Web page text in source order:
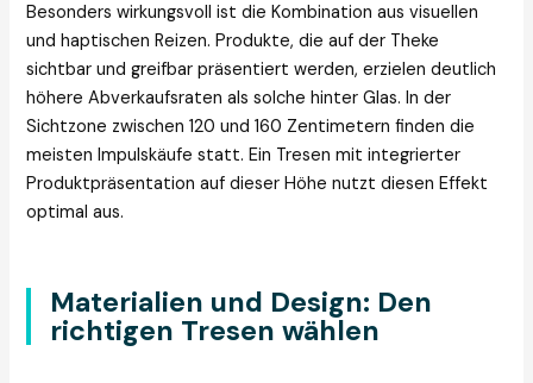
Besonders wirkungsvoll ist die Kombination aus visuellen
und haptischen Reizen. Produkte, die auf der Theke
sichtbar und greifbar präsentiert werden, erzielen deutlich
höhere Abverkaufsraten als solche hinter Glas. In der
Sichtzone zwischen 120 und 160 Zentimetern finden die
meisten Impulskäufe statt. Ein Tresen mit integrierter
Produktpräsentation auf dieser Höhe nutzt diesen Effekt
optimal aus.
Materialien und Design: Den
richtigen Tresen wählen